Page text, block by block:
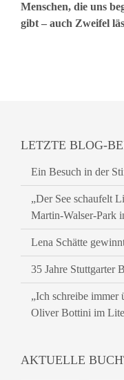
Menschen, die uns
gibt – auch Zweifel
LETZTE BLOG-
Ein Besuch in der
„Der See schaufelt
Martin-Walser-Park
Lena Schätte
35 Jahre Stuttgarter
„Ich schreibe immer
Oliver Bottini im
AKTUELLE